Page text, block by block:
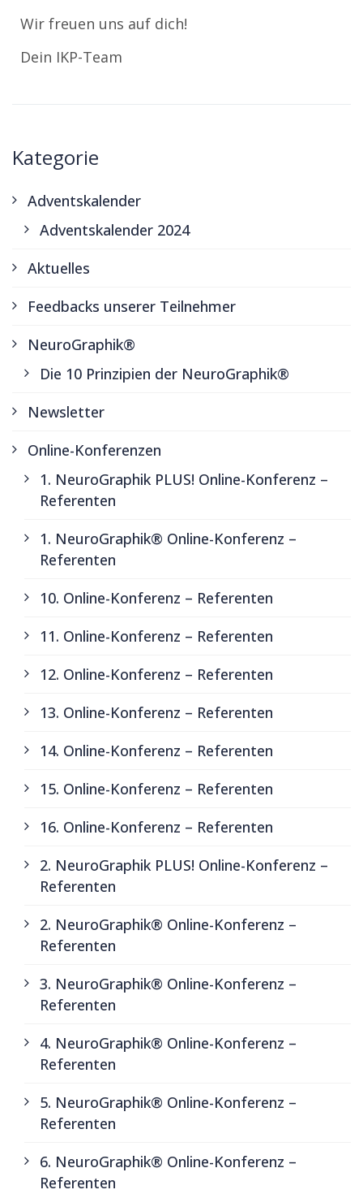
Wir freuen uns auf dich!
Dein IKP-Team
Kategorie
Adventskalender
Adventskalender 2024
Aktuelles
Feedbacks unserer Teilnehmer
NeuroGraphik®
Die 10 Prinzipien der NeuroGraphik®
Newsletter
Online-Konferenzen
1. NeuroGraphik PLUS! Online-Konferenz –
Referenten
1. NeuroGraphik® Online-Konferenz –
Referenten
10. Online-Konferenz – Referenten
11. Online-Konferenz – Referenten
12. Online-Konferenz – Referenten
13. Online-Konferenz – Referenten
14. Online-Konferenz – Referenten
15. Online-Konferenz – Referenten
16. Online-Konferenz – Referenten
2. NeuroGraphik PLUS! Online-Konferenz –
Referenten
2. NeuroGraphik® Online-Konferenz –
Referenten
3. NeuroGraphik® Online-Konferenz –
Referenten
4. NeuroGraphik® Online-Konferenz –
Referenten
5. NeuroGraphik® Online-Konferenz –
Referenten
6. NeuroGraphik® Online-Konferenz –
Referenten